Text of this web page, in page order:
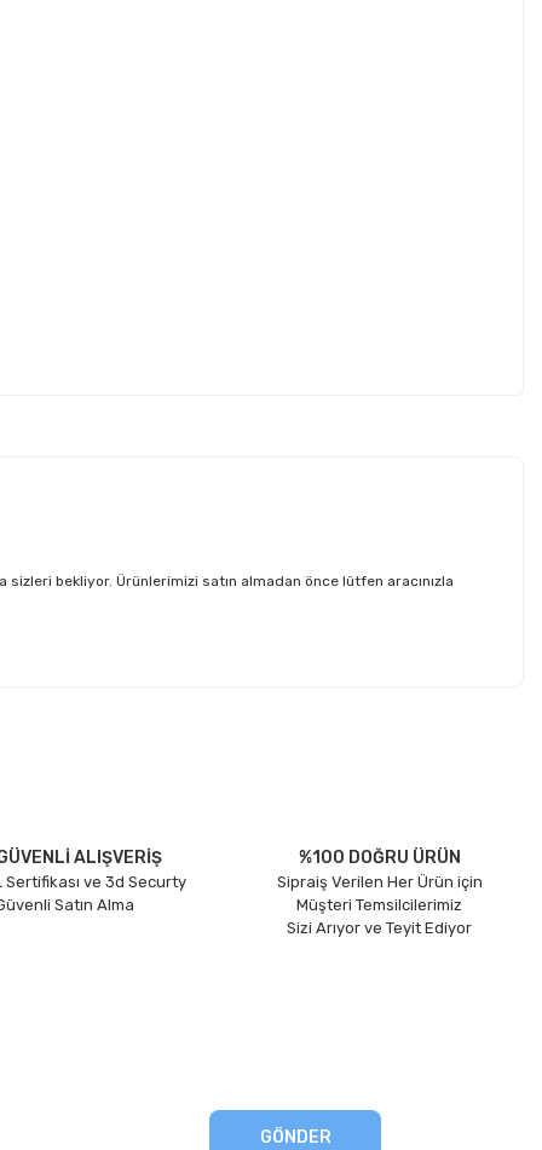
bekliyor. Ürünlerimizi satın almadan önce lütfen aracınızla
ALIŞVERİŞ
Sertifikası ve 3d Securty
Satın Alma
%100 DOĞRU ÜRÜN
Sipraiş Verilen Her Ürün için
Müşteri Temsilcilerimiz
Sizi Arıyor ve Teyit Ediyor
GÖNDER